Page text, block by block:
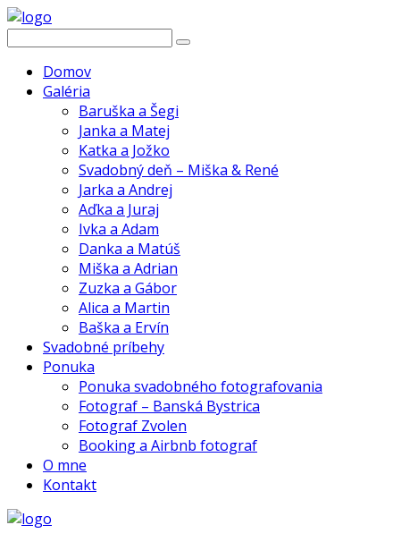
Domov
Galéria
Baruška a Šegi
Janka a Matej
Katka a Jožko
Svadobný deň – Miška & René
Jarka a Andrej
Aďka a Juraj
Ivka a Adam
Danka a Matúš
Miška a Adrian
Zuzka a Gábor
Alica a Martin
Baška a Ervín
Svadobné príbehy
Ponuka
Ponuka svadobného fotografovania
Fotograf – Banská Bystrica
Fotograf Zvolen
Booking a Airbnb fotograf
O mne
Kontakt